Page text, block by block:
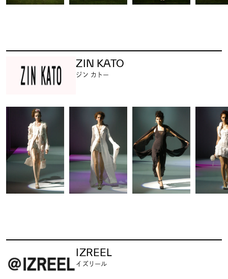
ZIN KATO
ジン カトー
IZREEL
イズリール